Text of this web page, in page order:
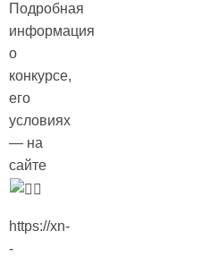
Подробная
информация
о
конкурсе,
его
условиях
— на
сайте
https://xn-
-